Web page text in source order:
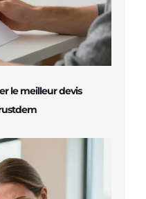
le meilleur devis